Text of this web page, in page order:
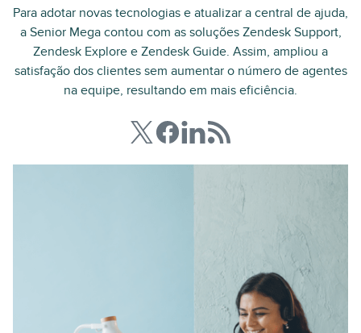
Para adotar novas tecnologias e atualizar a central de ajuda,
a Senior Mega contou com as soluções Zendesk Support,
Zendesk Explore e Zendesk Guide. Assim, ampliou a
satisfação dos clientes sem aumentar o número de agentes
na equipe, resultando em mais eficiência.